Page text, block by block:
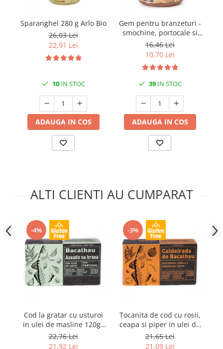
Sparanghel 280 g Arlo Bio
26,03 Lei
22,91 Lei
10IN STOC
ADAUGA IN COS
Gem pentru branzeturi -
smochine, portocale si
anason 180gr Jugais
16,46 Lei
10,70 Lei
39IN STOC
ADAUGA IN COS
ALTI CLIENTI AU CUMPARAT
-4%
Cod la gratar cu usturoi
in ulei de masline 120gr
Aveiro
22,76 Lei
21,92 Lei
-3%
Tocanita de cod cu rosii,
ceapa si piper in ulei de
masline 120gr Aveiro
21,65 Lei
21,09 Lei